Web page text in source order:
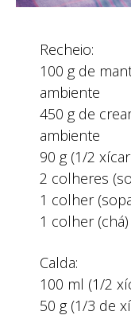
Recheio:
100 g de
ambiente
450 g de
ambiente
90 g (1/2
2 colheres
1 colher
1 colher
Calda:
100 ml (1/2
50 g (1/3 de